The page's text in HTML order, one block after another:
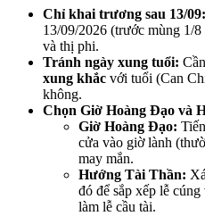
Chỉ khai trương sau 13/09:
13/09/2026 (trước mùng 1/
và thị phi.
Tránh ngày xung tuổi:
xung khắc với tuổi (Can
không.
Chọn Giờ Hoàng Đạo và
Giờ Hoàng Đạo:
cửa vào giờ lành
may mắn.
Hướng Tài Thần:
đó để sắp xếp lễ
làm lễ cầu tài.